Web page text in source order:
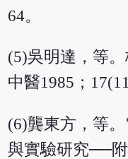
64。
(5)吳明達，等
中醫1985；
(6)龔東方，等
與實驗研究──